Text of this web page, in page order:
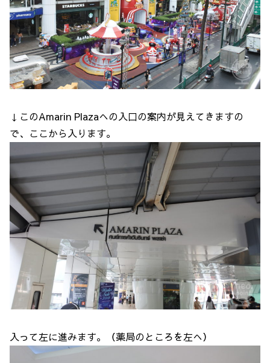
↓このAmarin Plazaへの入口の案内が見えてきますの
で、ここから入ります。
入って左に進みます。（薬局のところを左へ）